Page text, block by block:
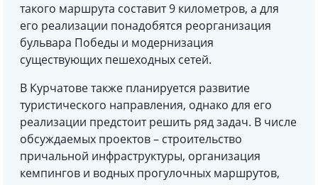
такого маршрута составит 9 километров, а для
его реализации понадобятся реорганизация
бульвара Победы и модернизация
существующих пешеходных сетей.
В Курчатове также планируется развитие
туристического направления, однако для его
реализации предстоит решить ряд задач. В числе
обсуждаемых проектов – строительство
причальной инфраструктуры, организация
кемпингов и водных прогулочных маршрутов,